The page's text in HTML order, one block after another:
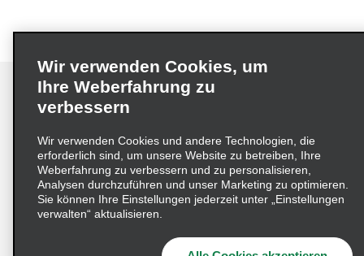
Impressum Nutzungsbedingungen
Datenschutzrichtlinie
Cookie-Richtlinie
Datenschutzoptionen
Lieferkettensorgfaltspflichtengesetz (LkSG) Grundsatzerklärung
Beschwerdeverfahren nach dem
Wir verwenden Cookies, um
Ihre Weberfahrung zu
verbessern
Wir verwenden Cookies und andere Technologien, die
erforderlich sind, um unsere Website zu betreiben, Ihre
Weberfahrung zu verbessern und zu personalisieren,
Analysen durchzuführen und unser Marketing zu optimieren.
Sie können Ihre Einstellungen jederzeit unter „Einstellungen
verwalten“ aktualisieren.